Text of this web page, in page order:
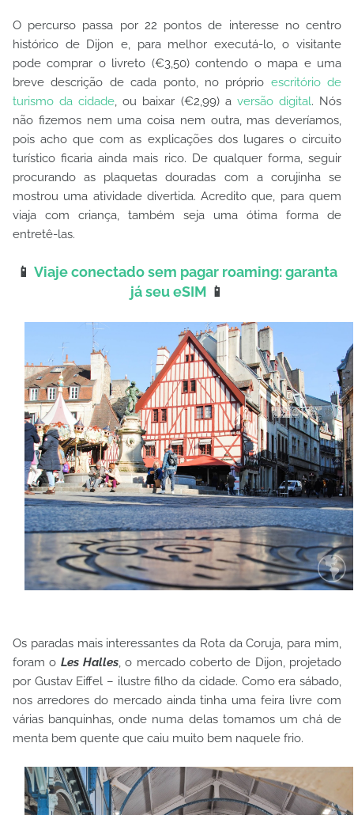
O percurso passa por 22 pontos de interesse no centro
histórico de Dijon e, para melhor executá-lo, o visitante
pode comprar o livreto (€3,50) contendo o mapa e uma
breve descrição de cada ponto, no próprio escritório de
turismo da cidade, ou baixar (€2,99) a versão digital. Nós
não fizemos nem uma coisa nem outra, mas deveríamos,
pois acho que com as explicações dos lugares o circuito
turístico ficaria ainda mais rico. De qualquer forma, seguir
procurando as plaquetas douradas com a corujinha se
mostrou uma atividade divertida. Acredito que, para quem
viaja com criança, também seja uma ótima forma de
entretê-las.
📱 Viaje conectado sem pagar roaming: garanta
já seu eSIM 📱
Os paradas mais interessantes da Rota da Coruja, para mim,
foram o Les Halles, o mercado coberto de Dijon, projetado
por Gustav Eiffel – ilustre filho da cidade. Como era sábado,
nos arredores do mercado ainda tinha uma feira livre com
várias banquinhas, onde numa delas tomamos um chá de
menta bem quente que caiu muito bem naquele frio.